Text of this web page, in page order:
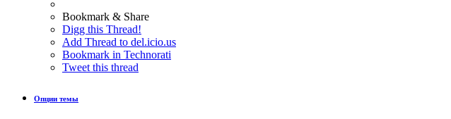
Bookmark & Share
Digg this Thread!
Add Thread to del.icio.us
Bookmark in Technorati
Tweet this thread
Опции темы